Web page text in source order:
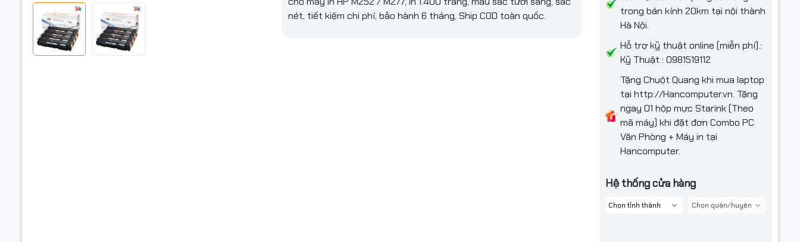
nét, tiết kiệm chi phí, bảo hành 6 tháng, Ship COD toàn quốc.
trong bán kính 20km tại nội thành
Hà Nội.
Hỗ trợ kỹ thuật online (miễn phí).:
Kỹ Thuật : 0981519112
Tặng Chuột Quang khi mua laptop
tại http://Hancomputer.vn. Tặng
ngay 01 hộp mực Starink (Theo
mã máy) khi đặt đơn Combo PC
Văn Phòng + Máy in tại
Hancomputer.
Hệ thống cửa hàng